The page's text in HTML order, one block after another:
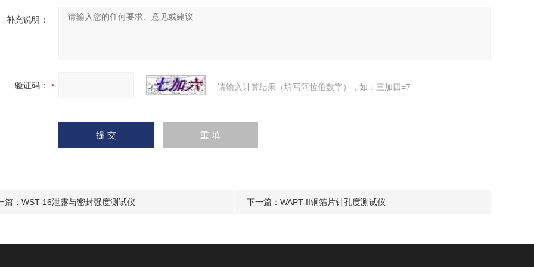
补充说明：
验证码： 请输入计算结果（填写阿拉伯数字），如：三加四=7
篇： WST-16泄露与密封强度测试仪 下一篇： WAPT-II铜箔片针孔度测试仪